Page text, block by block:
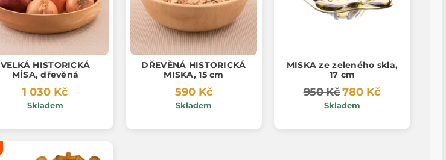
VELKÁ HISTORICKÁ
MÍSA, dřevěná
1 030 Kč
Skladem
DŘEVĚNÁ HISTORICKÁ
MISKA, 15 cm
590 Kč
Skladem
MISKA ze zeleného skla,
17 cm
950 Kč780 Kč
Skladem